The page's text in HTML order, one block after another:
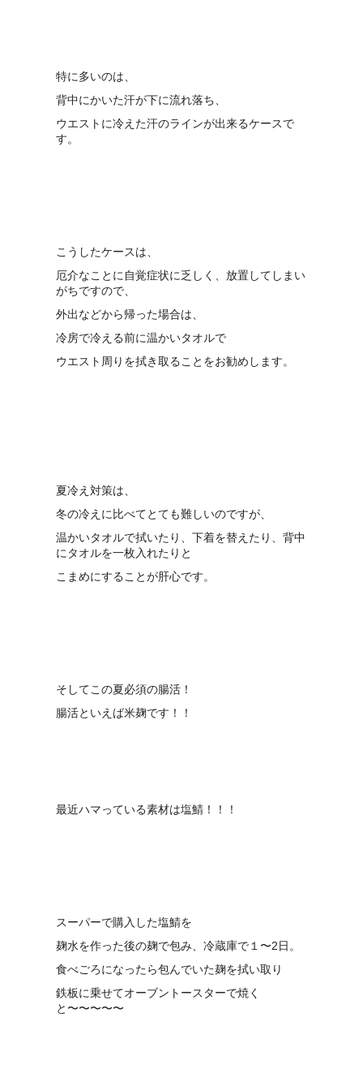
特に多いのは、
背中にかいた汗が下に流れ落ち、
ウエストに冷えた汗のラインが出来るケースで
す。
こうしたケースは、
厄介なことに自覚症状に乏しく、放置してしまい
がちですので、
外出などから帰った場合は、
冷房で冷える前に温かいタオルで
ウエスト周りを拭き取ることをお勧めします。
夏冷え対策は、
冬の冷えに比べてとても難しいのですが、
温かいタオルで拭いたり、下着を替えたり、背中
にタオルを一枚入れたりと
こまめにすることが肝心です。
そしてこの夏必須の腸活！
腸活といえば米麹です！！
最近ハマっている素材は塩鯖！！！
スーパーで購入した塩鯖を
麹水を作った後の麹で包み、冷蔵庫で１〜2日。
食べごろになったら包んでいた麹を拭い取り
鉄板に乗せてオーブントースターで焼く
と〜〜〜〜〜